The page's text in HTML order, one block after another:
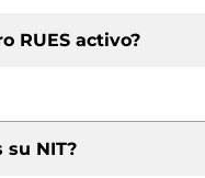
RUES activo?
su NIT?